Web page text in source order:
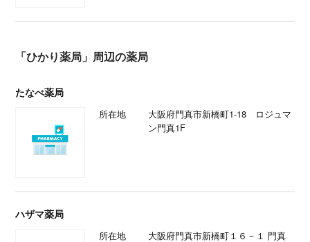
「ひかり薬局」周辺の薬局
たなべ薬局
所在地
大阪府門真市新橋町1-18 ロジュマ
ン門真1F
ハザマ薬局
所在地 大阪府門真市新橋町１６－１ 門真